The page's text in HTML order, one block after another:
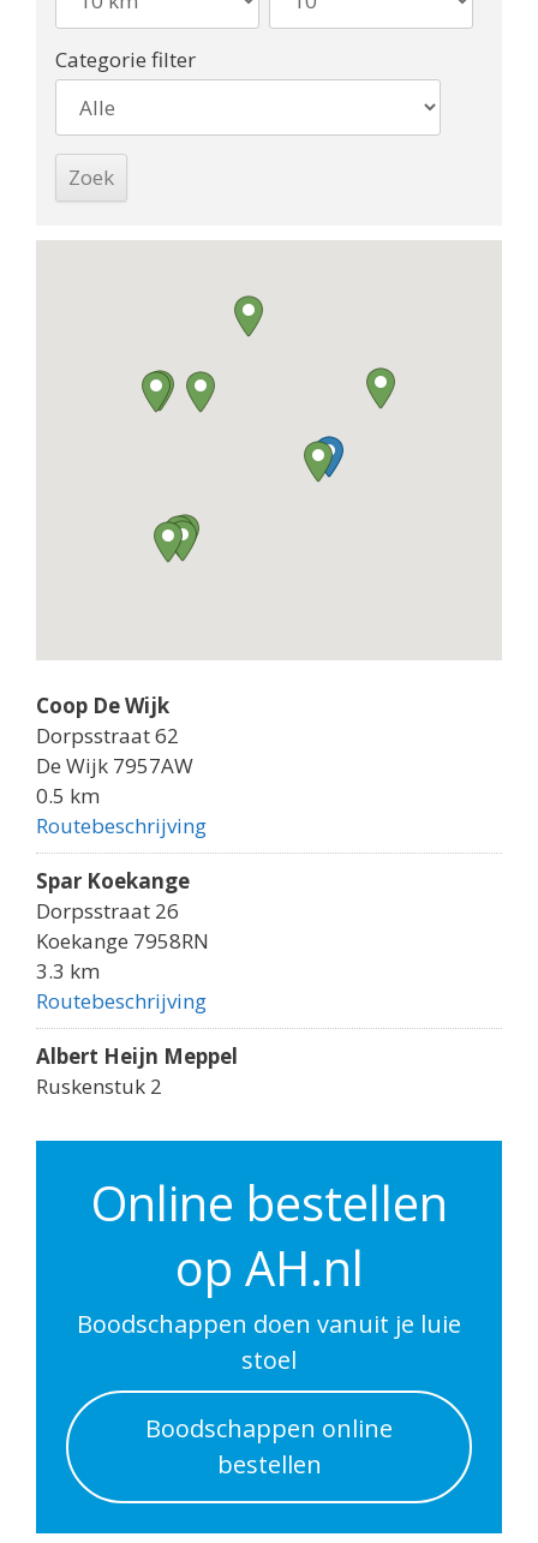
Categorie filter
Coop De Wijk
Dorpsstraat 62
De Wijk 7957AW
0.5 km
Routebeschrijving
Spar Koekange
Dorpsstraat 26
Koekange 7958RN
3.3 km
Routebeschrijving
Albert Heijn Meppel
Ruskenstuk 2
5.5 km
Ruinerwold 7961BC
6.2 km
Aldi Staphorst
Meestersweg 1
Staphorst 7951BR
6.3 km
Routebeschrijving
Online bestellen
op AH.nl
Boodschappen doen vanuit je luie
stoel
Boodschappen online
bestellen